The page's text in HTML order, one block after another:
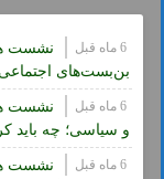
نشست
بن‌بست‌های
نشست
و سیاسی؛ چه باید
نشست